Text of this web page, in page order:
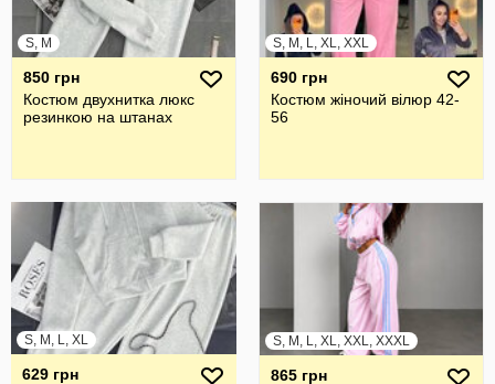
S, M
850 грн
Костюм двухнитка люкс
резинкою на штанах
S, M, L, XL, XXL
690 грн
Костюм жіночий вілюр 42-
56
S, M, L, XL
629 грн
S, M, L, XL, XXL, XXXL
865 грн